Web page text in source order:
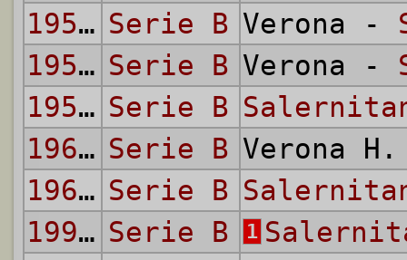
1954/55 Serie B Verona -
1955/56 Serie B Verona -
1955/56 Serie B
1966/67 Serie B Verona
1966/67 Serie B
1990/91 Serie B 1